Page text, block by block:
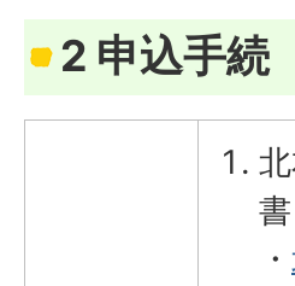
2 申込手続
書
・